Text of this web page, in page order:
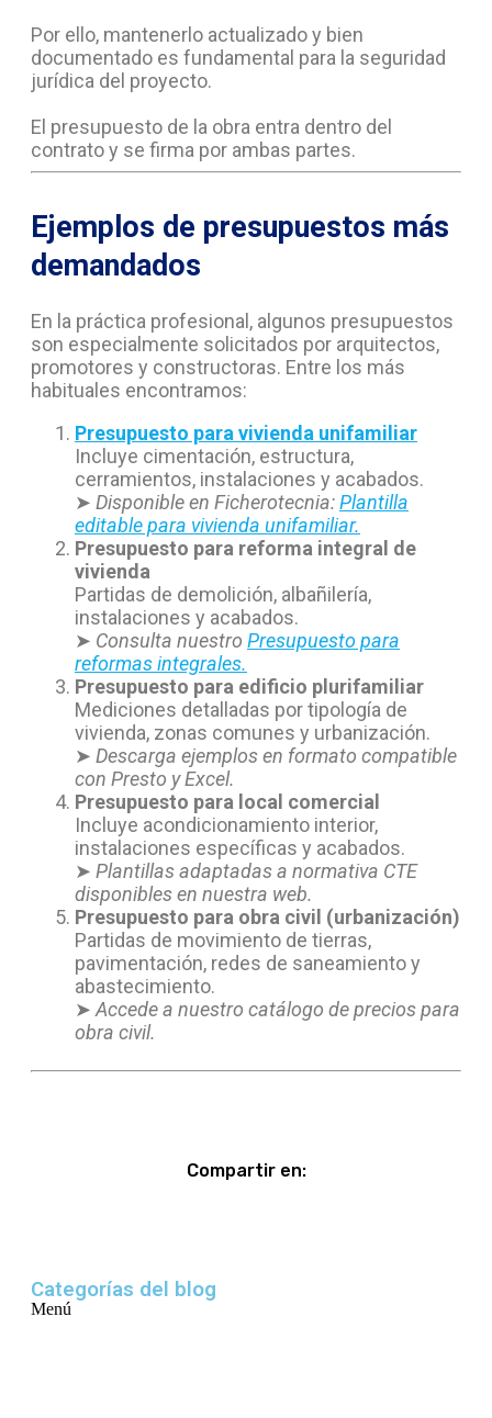
Por ello, mantenerlo actualizado y bien
documentado es fundamental para la seguridad
jurídica del proyecto.
El presupuesto de la obra entra dentro del
contrato y se firma por ambas partes.
Ejemplos de presupuestos más
demandados
En la práctica profesional, algunos presupuestos
son especialmente solicitados por arquitectos,
promotores y constructoras. Entre los más
habituales encontramos:
Presupuesto para vivienda unifamiliar
Incluye cimentación, estructura,
cerramientos, instalaciones y acabados.
➤ Disponible en Ficherotecnia:Plantilla
editable para vivienda unifamiliar.
Presupuesto para reforma integral de
vivienda
Partidas de demolición, albañilería,
instalaciones y acabados.
➤ Consulta nuestro Presupuesto para
reformas integrales.
Presupuesto para edificio plurifamiliar
Mediciones detalladas por tipología de
vivienda, zonas comunes y urbanización.
➤ Descarga ejemplos en formato compatible
con Presto y Excel.
Presupuesto para local comercial
Incluye acondicionamiento interior,
instalaciones específicas y acabados.
➤ Plantillas adaptadas a normativa CTE
disponibles en nuestra web.
Presupuesto para obra civil (urbanización)
Partidas de movimiento de tierras,
pavimentación, redes de saneamiento y
abastecimiento.
➤Accede a nuestro catálogo de precios para
obra civil.
Compartir en:
Categorías del blog
Menú